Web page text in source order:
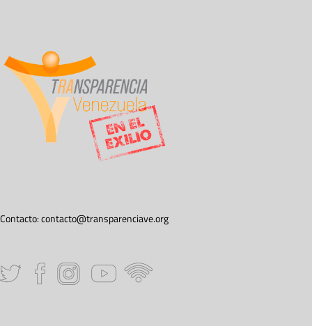
Contacto:contacto@transparenciave.org